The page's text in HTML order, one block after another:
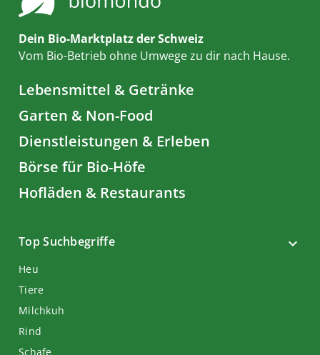
Dein Bio-Marktplatz der Schweiz
Vom Bio-Betrieb ohne Umwege zu dir nach Hause.
Lebensmittel & Getränke
Garten & Non-Food
Dienstleistungen & Erleben
Börse für Bio-Höfe
Hofläden & Restaurants
Top Suchbegriffe
Heu
Tiere
Milchkuh
Rind
Schafe